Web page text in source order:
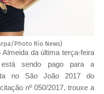
Photo Rio News)
da última terça-feira
sendo pago para a
no São João 2017 do
nº 050/2017, trouxe a